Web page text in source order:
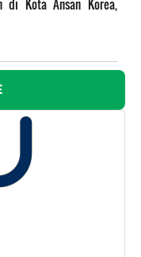
di Kota Ansan Korea,